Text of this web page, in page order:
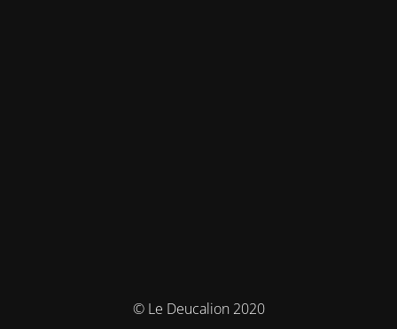
© Le Deucalion 2020